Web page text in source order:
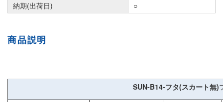
納期(出荷日)
○
商品説明
SUN-B14-フタ(スカート無)